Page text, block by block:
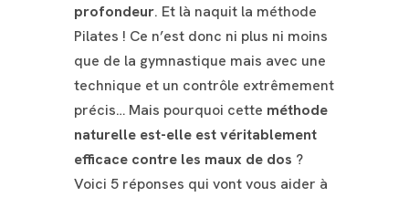
profondeur. Et là naquit la méthode
Pilates ! Ce n’est donc ni plus ni moins
que de la gymnastique mais avec une
technique et un contrôle extrêmement
précis… Mais pourquoi cette méthode
naturelle est-elle est véritablement
efficace contre les maux de dos ?
Voici 5 réponses qui vont vous aider à